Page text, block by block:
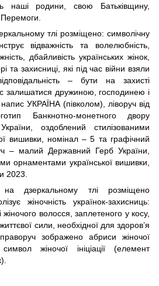
наші родини, свою Батьківщину,
тлі розміщено: символічну
відважність та волелюбність,
дбайливість українських жінок,
та захисниці, які під час війни взяли
– бути на захисті
залишатися дружиною, господинею і
напис УКРАЇНА (півколом), ліворуч від
Банкнотно-монетного двору
оздоблений стилізованими
вишивки, номінал – 5 та графічний
– малий Державний Герб України,
орнаментами української вишивки,
2023.
дзеркальному тлі розміщено
жіночність українок-захисниць:
жіночого волосся, заплетеного у косу,
сили, необхідної для здоров’я
зображено абриси жіночої
жіночої ініціації (елемент